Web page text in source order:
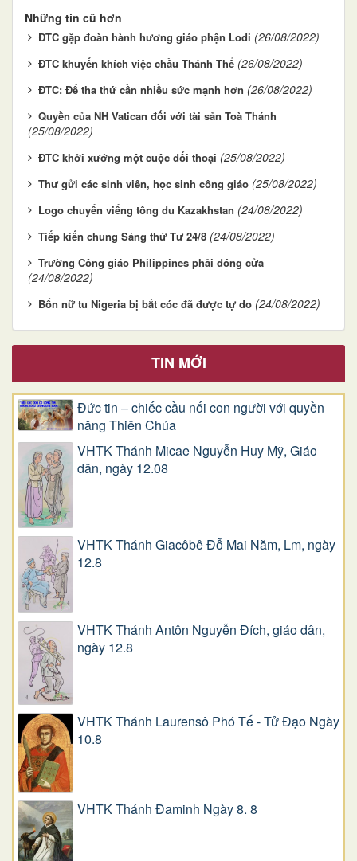
Những tin cũ hơn
ĐTC gặp đoàn hành hương giáo phận Lodi (26/08/2022)
ĐTC khuyến khích việc chầu Thánh Thể (26/08/2022)
ĐTC: Để tha thứ cần nhiều sức mạnh hơn (26/08/2022)
Quyền của NH Vatican đối với tài sản Toà Thánh
(25/08/2022)
ĐTC khởi xướng một cuộc đối thoại (25/08/2022)
Thư gửi các sinh viên, học sinh công giáo (25/08/2022)
Logo chuyến viếng tông du Kazakhstan (24/08/2022)
Tiếp kiến chung Sáng thứ Tư 24/8 (24/08/2022)
Trường Công giáo Philippines phải đóng cửa
(24/08/2022)
Bốn nữ tu Nigeria bị bắt cóc đã được tự do (24/08/2022)
TIN MỚI
Đức tin – chiếc cầu nối con người với quyền
năng Thiên Chúa
VHTK Thánh Micae Nguyễn Huy Mỹ, Giáo
dân, ngày 12.08
VHTK Thánh Giacôbê Ðỗ Mai Năm, Lm, ngày
12.8
VHTK Thánh Antôn Nguyễn Ðích, giáo dân,
ngày 12.8
VHTK Thánh Laurensô Phó Tế - Tử Đạo Ngày
10.8
VHTK Thánh Đaminh Ngày 8. 8